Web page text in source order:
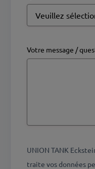
Votre message /
UNION TANK
traite vos données